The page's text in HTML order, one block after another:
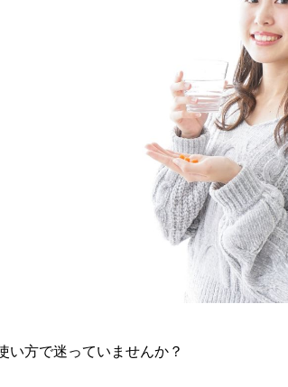
い方で迷っていませんか？